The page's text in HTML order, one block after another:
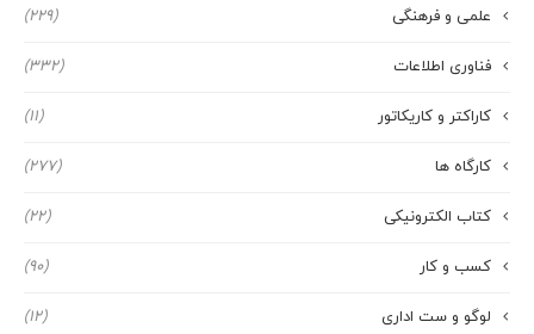
علمی و فرهنگی (229)
فناوری اطلاعات (332)
کاراکتر و کاریکاتور (11)
کارگاه ها (277)
کتاب الکترونیکی (22)
کسب و کار (90)
لوگو و ست اداری (12)